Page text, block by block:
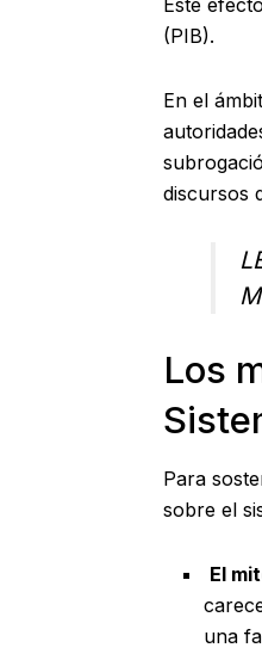
(PIB).
En el
discursos
Los
Para
sobre el
El
una